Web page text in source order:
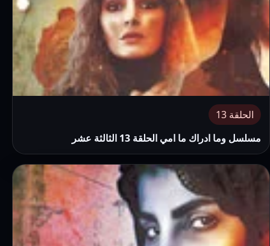
الحلقة 13
مسلسل وما ادراك ما امي الحلقة 13 الثالثة عشر